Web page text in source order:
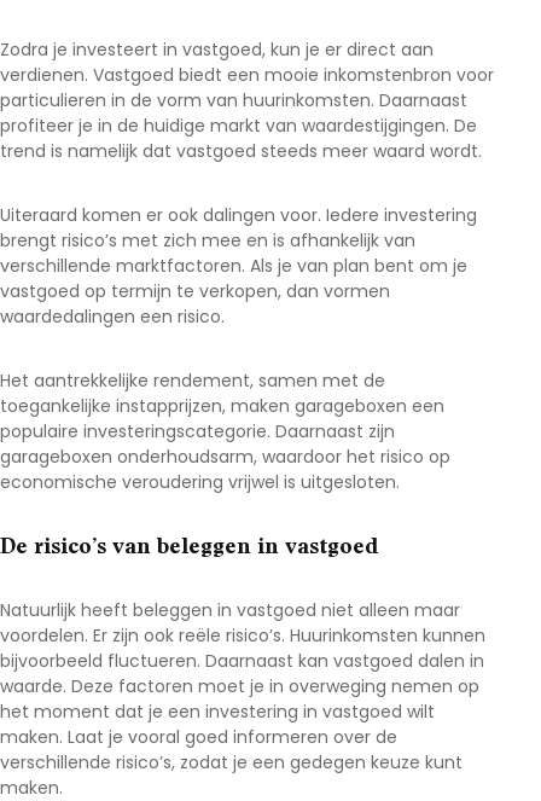
Zodra je investeert in vastgoed, kun je er direct aan
verdienen. Vastgoed biedt een mooie inkomstenbron voor
particulieren in de vorm van huurinkomsten. Daarnaast
profiteer je in de huidige markt van waardestijgingen. De
trend is namelijk dat vastgoed steeds meer waard wordt.
Uiteraard komen er ook dalingen voor. Iedere investering
brengt risico’s met zich mee en is afhankelijk van
verschillende marktfactoren. Als je van plan bent om je
vastgoed op termijn te verkopen, dan vormen
waardedalingen een risico.
Het aantrekkelijke rendement, samen met de
toegankelijke instapprijzen, maken garageboxen een
populaire investeringscategorie. Daarnaast zijn
garageboxen onderhoudsarm, waardoor het risico op
economische veroudering vrijwel is uitgesloten.
De risico’s van beleggen in vastgoed
Natuurlijk heeft beleggen in vastgoed niet alleen maar
voordelen. Er zijn ook reële risico’s. Huurinkomsten kunnen
bijvoorbeeld fluctueren. Daarnaast kan vastgoed dalen in
waarde. Deze factoren moet je in overweging nemen op
het moment dat je een investering in vastgoed wilt
maken. Laat je vooral goed informeren over de
verschillende risico’s, zodat je een gedegen keuze kunt
maken.